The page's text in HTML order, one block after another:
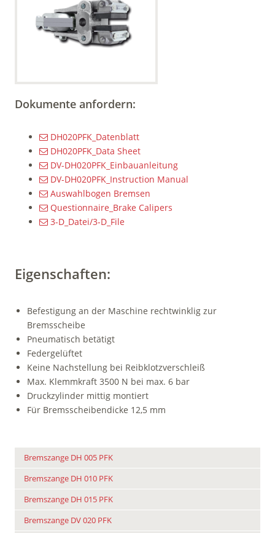
Dokumente anfordern:
DH020PFK_Datenblatt
DH020PFK_Data Sheet
DV-DH020PFK_Einbauanleitung
DV-DH020PFK_Instruction Manual
Auswahlbogen Bremsen
Questionnaire_Brake Calipers
3-D_Datei/3-D_File
Eigenschaften:
Befestigung an der Maschine rechtwinklig zur
Bremsscheibe
Pneumatisch betätigt
Federgelüftet
Keine Nachstellung bei Reibklotzverschleiß
Max. Klemmkraft 3500 N bei max. 6 bar
Druckzylinder mittig montiert
Für Bremsscheibendicke 12,5 mm
Bremszange DH 005 PFK
Bremszange DH 010 PFK
Bremszange DH 015 PFK
Bremszange DV 020 PFK